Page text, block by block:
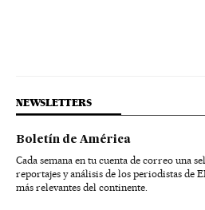
NEWSLETTERS
Boletín de América
Cada semana en tu cuenta de correo una
reportajes y análisis de los periodistas de
más relevantes del continente.